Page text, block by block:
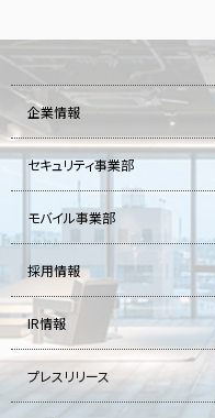
企業情報
セキュリティ事業部
モバイル事業部
採用情報
IR情報
プレスリリース